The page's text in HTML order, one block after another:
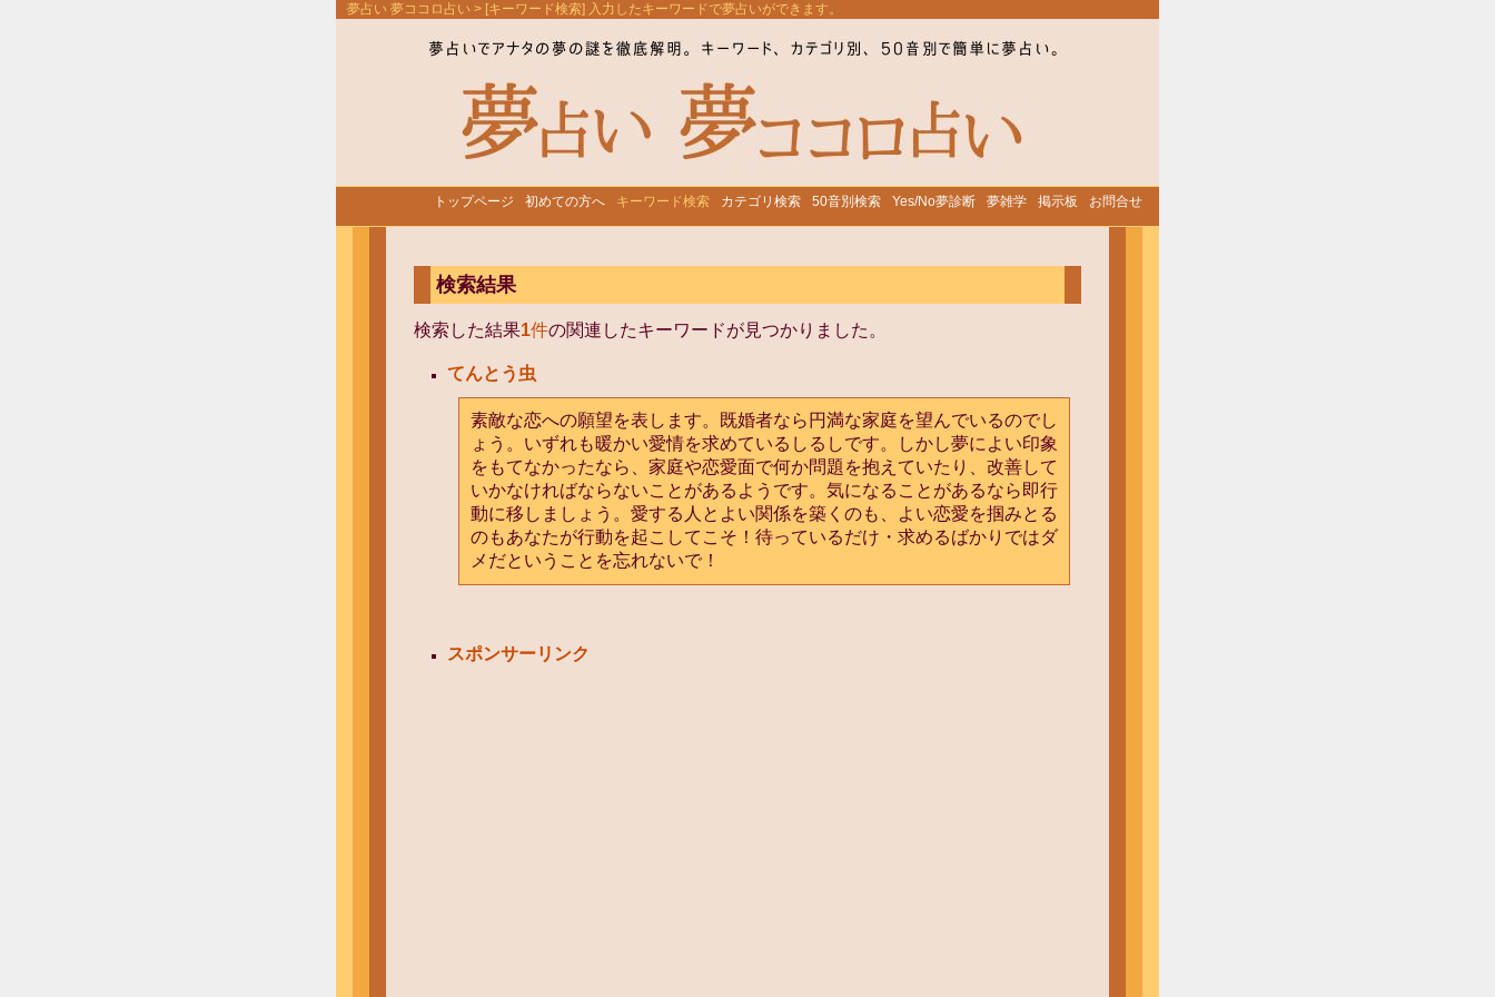
夢占い 夢ココロ占い > [キーワード検索] 入力したキーワードで夢占いができます。
お問合せ
掲示板
夢雑学
Yes/No夢診断
50音別検索
カテゴリ検索
キーワード検索
初めての方へ
トップページ
検索結果
検索した結果1件の関連したキーワードが見つかりました。
てんとう虫
素敵な恋への願望を表します。既婚者なら円満な家庭を望んでいるのでし
ょう。いずれも暖かい愛情を求めているしるしです。しかし夢によい印象
をもてなかったなら、家庭や恋愛面で何か問題を抱えていたり、改善して
いかなければならないことがあるようです。気になることがあるなら即行
動に移しましょう。愛する人とよい関係を築くのも、よい恋愛を掴みとる
のもあなたが行動を起こしてこそ！待っているだけ・求めるばかりではダ
メだということを忘れないで！
スポンサーリンク